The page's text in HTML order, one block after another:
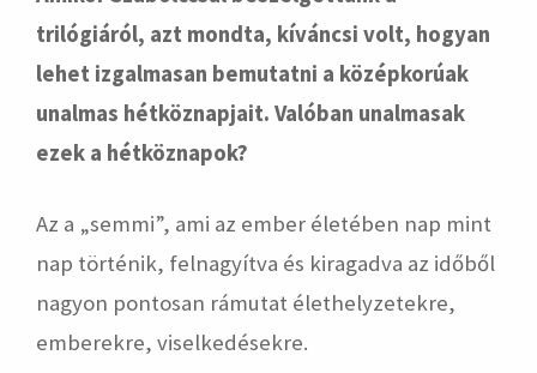
trilógiáról, azt mondta, kíváncsi volt, hogyan
lehet izgalmasan bemutatni a középkorúak
unalmas hétköznapjait. Valóban unalmasak
ezek a hétköznapok?
Az a „semmi”, ami az ember életében nap mint
nap történik, felnagyítva és kiragadva az időből
nagyon pontosan rámutat élethelyzetekre,
emberekre, viselkedésekre.